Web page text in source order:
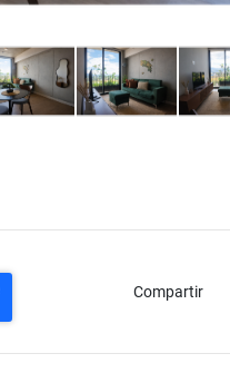
Compartir